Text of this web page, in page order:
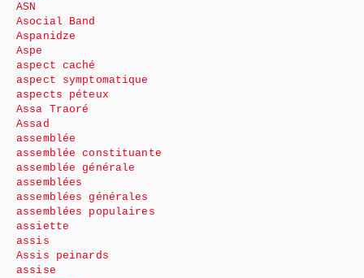
ASN
Asocial Band
Aspanidze
Aspe
aspect caché
aspect symptomatique
aspects péteux
Assa Traoré
Assad
assemblée
assemblée constituante
assemblée générale
assemblées
assemblées générales
assemblées populaires
assiette
assis
Assis peinards
assise